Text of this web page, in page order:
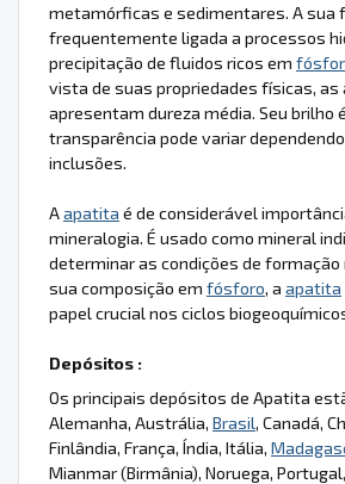
metamórficas e sedimentares. A sua
frequentemente ligada a processos
precipitação de fluidos ricos em
vista de suas propriedades físicas,
apresentam dureza média. Seu brilho
transparência pode variar
inclusões.
Aapatita é de considerável
mineralogia. É usado como mineral
determinar as condições de formação
sua composição em fósforo, a apatita
papel crucial nos ciclos
Depósitos :
Os principais depósitos de Apatita
Alemanha, Austrália, Brasil, Canadá,
Finlândia, França, Índia, Itália,
Mianmar (Birmânia), Noruega,